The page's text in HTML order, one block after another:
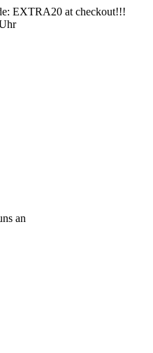
EXTRA20 at checkout!!!
an